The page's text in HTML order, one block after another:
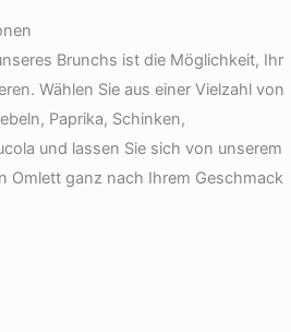
Brunchs ist die Möglichkeit, Ihr
Wählen Sie aus einer Vielzahl von
Paprika, Schinken,
und lassen Sie sich von unserem
Omlett ganz nach Ihrem Geschmack